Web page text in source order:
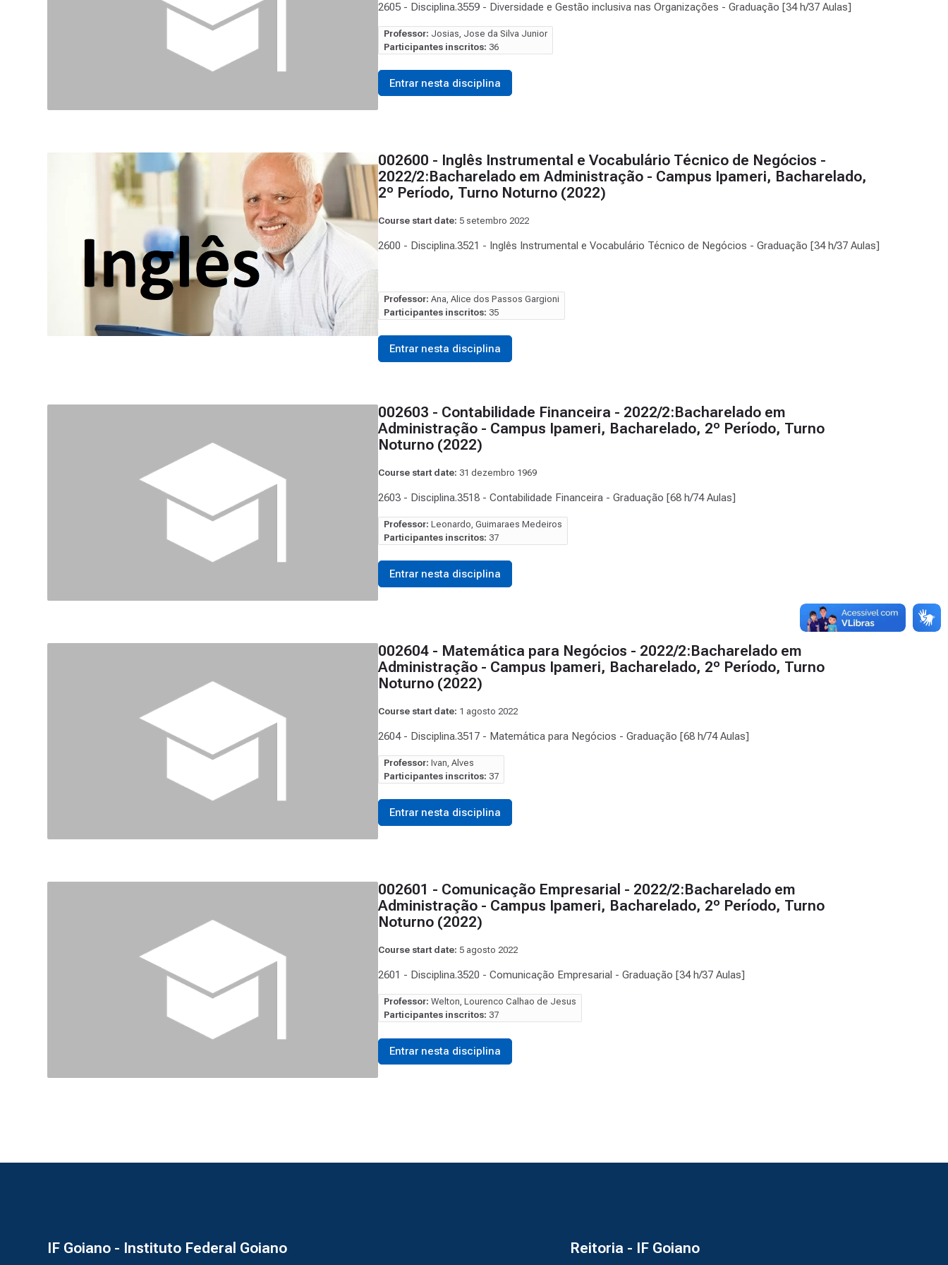
2605 - Disciplina.3559 - Diversidade e Gestão inclusiva nas Organizações - Graduação [34 h/37 Aulas]
Professor: Josias, Jose da Silva Junior
Participantes inscritos: 36
Entrar nesta disciplina
002600 - Inglês Instrumental e Vocabulário Técnico de Negócios -
2022/2:Bacharelado em Administração - Campus Ipameri, Bacharelado,
2º Período, Turno Noturno (2022)
Course start date: 5 setembro 2022
2600 - Disciplina.3521 - Inglês Instrumental e Vocabulário Técnico de Negócios - Graduação [34 h/37 Aulas]
Professor: Ana, Alice dos Passos Gargioni
Participantes inscritos: 35
Entrar nesta disciplina
002603 - Contabilidade Financeira - 2022/2:Bacharelado em
Administração - Campus Ipameri, Bacharelado, 2º Período, Turno
Noturno (2022)
Course start date: 31 dezembro 1969
2603 - Disciplina.3518 - Contabilidade Financeira - Graduação [68 h/74 Aulas]
Professor: Leonardo, Guimaraes Medeiros
Participantes inscritos: 37
Entrar nesta disciplina
002604 - Matemática para Negócios - 2022/2:Bacharelado em
Administração - Campus Ipameri, Bacharelado, 2º Período, Turno
Noturno (2022)
Course start date: 1 agosto 2022
2604 - Disciplina.3517 - Matemática para Negócios - Graduação [68 h/74 Aulas]
Professor: Ivan, Alves
Participantes inscritos: 37
Entrar nesta disciplina
002601 - Comunicação Empresarial - 2022/2:Bacharelado em
Administração - Campus Ipameri, Bacharelado, 2º Período, Turno
Noturno (2022)
Course start date: 5 agosto 2022
2601 - Disciplina.3520 - Comunicação Empresarial - Graduação [34 h/37 Aulas]
Professor: Welton, Lourenco Calhao de Jesus
Participantes inscritos: 37
Entrar nesta disciplina
IF Goiano - Instituto Federal Goiano Reitoria - IF Goiano